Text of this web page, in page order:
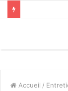
Accueil /